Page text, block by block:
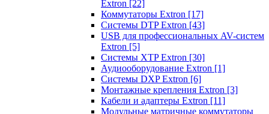
Extron [22]
Коммутаторы Extron [17]
Системы DTP Extron [43]
USB для профессиональных AV-систем
Extron [5]
Системы XTP Extron [30]
Аудиооборудование Extron [1]
Системы DXP Extron [6]
Монтажные крепления Extron [3]
Кабели и адаптеры Extron [11]
Модульные матричные коммутаторы